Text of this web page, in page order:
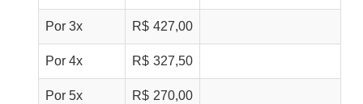
Por 3x R$ 427,00
Por 4x R$ 327,50
Por 5x R$ 270,00